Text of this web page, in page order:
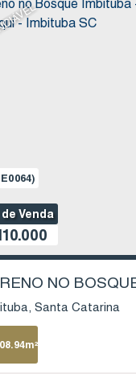
Venda
Santa Catarina
.94m²